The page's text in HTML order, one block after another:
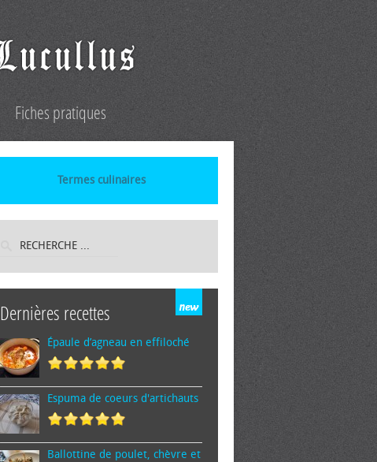
Fiches pratiques
Termes culinaires
Dernières recettes
Épaule d’agneau en effiloché
Espuma de cœurs d'artichauts
Ballottine de poulet, chèvre et